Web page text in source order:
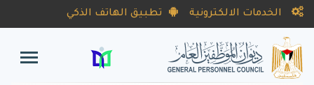
الخدمات الالكترونية تطبيق الهاتف الذكي